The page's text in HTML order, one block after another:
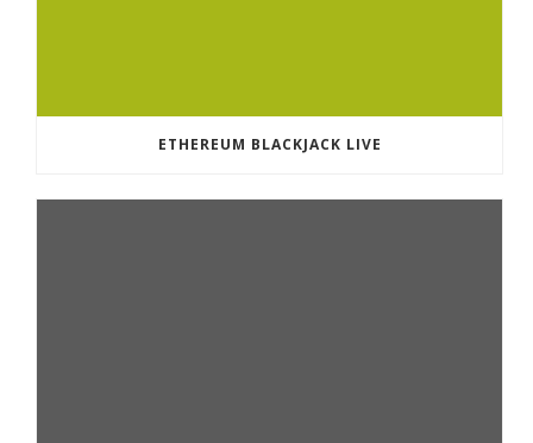
ETHEREUM BLACKJACK LIVE